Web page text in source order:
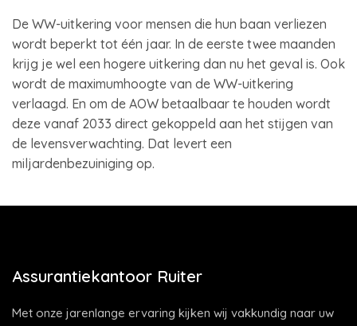
De WW-uitkering voor mensen die hun baan verliezen
wordt beperkt tot één jaar. In de eerste twee maanden
krijg je wel een hogere uitkering dan nu het geval is. Ook
wordt de maximumhoogte van de WW-uitkering
verlaagd. En om de AOW betaalbaar te houden wordt
deze vanaf 2033 direct gekoppeld aan het stijgen van
de levensverwachting. Dat levert een
miljardenbezuiniging op.
Assurantiekantoor Ruiter
Met onze jarenlange ervaring kijken wij vakkundig naar uw